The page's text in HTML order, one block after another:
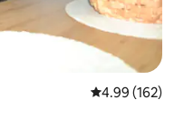
औसत रेटिंग 5 में से
4.99 (162)